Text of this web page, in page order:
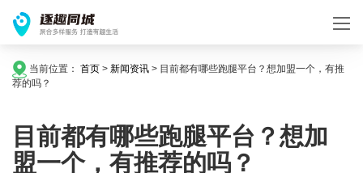
当前位置： 首页 > 新闻资讯 > 目前都有哪些跑腿平台？想加盟一个，有推
荐的吗？
目前都有哪些跑腿平台？想加
盟一个，有推荐的吗？